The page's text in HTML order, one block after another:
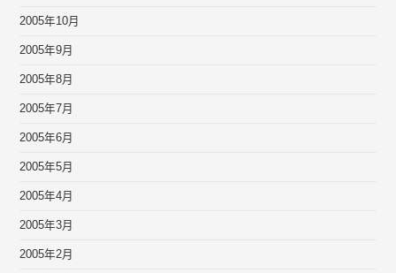
2005年10月
2005年9月
2005年8月
2005年7月
2005年6月
2005年5月
2005年4月
2005年3月
2005年2月